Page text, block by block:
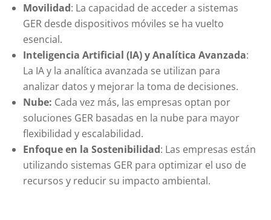
Movilidad: La capacidad de acceder a sistemas
GER desde dispositivos móviles se ha vuelto
esencial.
Inteligencia Artificial (IA) y Analítica Avanzada:
La IA y la analítica avanzada se utilizan para
analizar datos y mejorar la toma de decisiones.
Nube: Cada vez más, las empresas optan por
soluciones GER basadas en la nube para mayor
flexibilidad y escalabilidad.
Enfoque en la Sostenibilidad: Las empresas están
utilizando sistemas GER para optimizar el uso de
recursos y reducir su impacto ambiental.